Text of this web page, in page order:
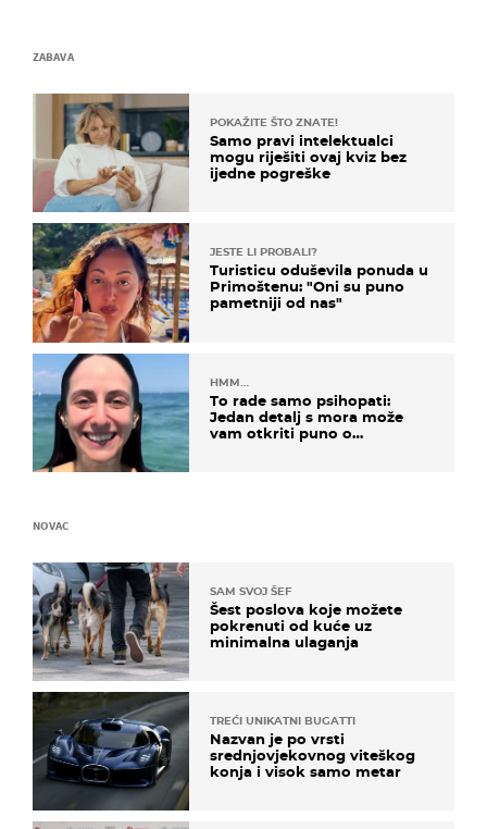
ZABAVA
POKAŽITE ŠTO ZNATE!
Samo pravi intelektualci
mogu riješiti ovaj kviz bez
ijedne pogreške
JESTE LI PROBALI?
Turisticu oduševila ponuda u
Primoštenu: "Oni su puno
pametniji od nas"
HMM…
To rade samo psihopati:
Jedan detalj s mora može
vam otkriti puno o
NOVAC
SAM SVOJ ŠEF
Šest poslova koje možete
pokrenuti od kuće uz
minimalna ulaganja
TREĆI UNIKATNI BUGATTI
Nazvan je po vrsti
srednjovjekovnog viteškog
konja i visok samo metar